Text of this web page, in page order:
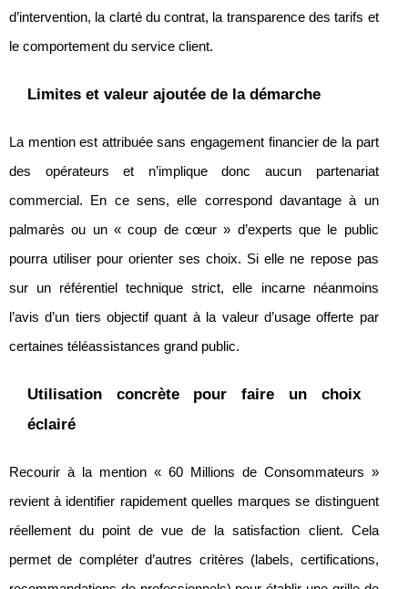
d’intervention, la clarté du contrat, la transparence des tarifs et
le comportement du service client.
Limites et valeur ajoutée de la démarche
La mention est attribuée sans engagement financier de la part
des opérateurs et n’implique donc aucun partenariat
commercial. En ce sens, elle correspond davantage à un
palmarès ou un « coup de cœur » d’experts que le public
pourra utiliser pour orienter ses choix. Si elle ne repose pas
sur un référentiel technique strict, elle incarne néanmoins
l’avis d’un tiers objectif quant à la valeur d’usage offerte par
certaines téléassistances grand public.
Utilisation concrète pour faire un choix
éclairé
Recourir à la mention « 60 Millions de Consommateurs »
revient à identifier rapidement quelles marques se distinguent
réellement du point de vue de la satisfaction client. Cela
permet de compléter d’autres critères (labels, certifications,